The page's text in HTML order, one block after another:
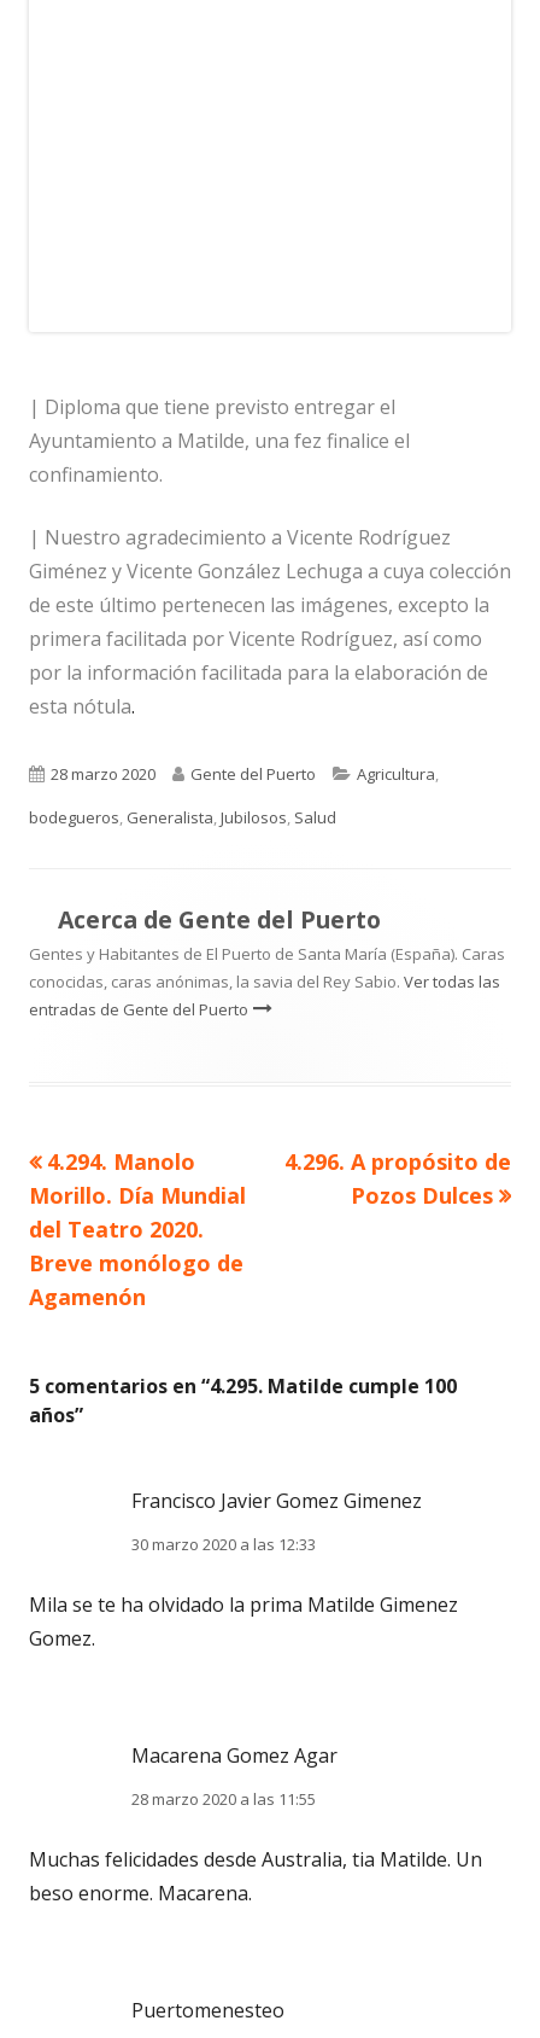
| Diploma que tiene previsto entregar el
Ayuntamiento a Matilde, una fez finalice el
confinamiento.
| Nuestro agradecimiento a Vicente Rodríguez
Giménez y Vicente González Lechuga a cuya colección
de este último pertenecen las imágenes, excepto la
primera facilitada por Vicente Rodríguez, así como
por la información facilitada para la elaboración de
esta nótula.
Publicado
el
28 marzo 2020 Autor
Gente del Puerto Categorías
Agricultura,
bodegueros, Generalista,Jubilosos, Salud
Acerca de Gente del Puerto
Gentes y Habitantes de El Puerto de Santa María (España). Caras
conocidas, caras anónimas, la savia del Rey Sabio. Ver todas las
entradas de Gente del Puerto
Navegación
de
entradas
Artículo
anterior
4.294. Manolo
Morillo. Día Mundial
del Teatro 2020.
Breve monólogo de
Agamenón
Artículo
siguiente
4.296. A propósito de
Pozos Dulces
5 comentarios en “4.295. Matilde cumple 100
años”
Francisco Javier Gomez Gimenez
30 marzo 2020 a las 12:33
Mila se te ha olvidado la prima Matilde Gimenez
Gomez.
Macarena Gomez Agar
28 marzo 2020 a las 11:55
Muchas felicidades desde Australia, tia Matilde. Un
beso enorme. Macarena.
Puertomenesteo